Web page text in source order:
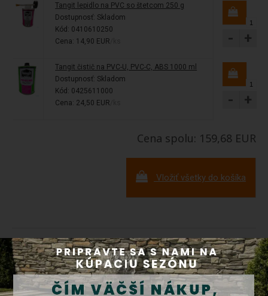
Tangit lepidlo na PVC so štetcom 250 g
Dostupnosť: Skladom
Kód: 0410610250
Cena: 14,90 EUR
- +
Tangit čistič na PVC-U, PVC-C, ABS 1000 ml
Dostupnosť: Skladom
Kód: 0425611000
Cena: 24,50 EUR
- +
Cena spolu: 159,68 EUR
Vložiť všetky do košíka
Doprava a platba
Tovar zasielame prepravnými službami Packeta (3000+
výdajných miest na Slovensku) a SDS. Tovar je možné po